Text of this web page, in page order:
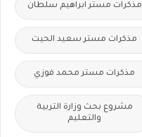
مذكرات مستر ابراهيم سلطان
مذكرات مستر سعيد الحيت
مذكرات مستر محمد فوزي
مشروع بحث وزارة التربية
والتعليم